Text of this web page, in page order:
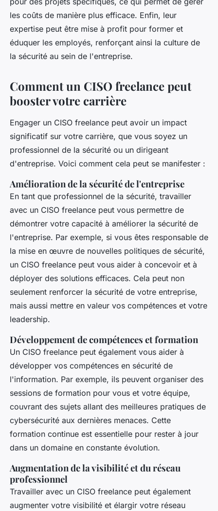
les coûts de manière plus efficace. Enfin, leur
expertise peut être mise à profit pour former et
éduquer les employés, renforçant ainsi la culture de
la sécurité au sein de l'entreprise.
Comment un CISO freelance peut
booster votre carrière
Engager un CISO freelance peut avoir un impact
significatif sur votre carrière, que vous soyez un
professionnel de la sécurité ou un dirigeant
d'entreprise. Voici comment cela peut se manifester :
Amélioration de la sécurité de l'entreprise
En tant que professionnel de la sécurité, travailler
avec un CISO freelance peut vous permettre de
démontrer votre capacité à améliorer la sécurité de
l'entreprise. Par exemple, si vous êtes responsable de
la mise en œuvre de nouvelles politiques de sécurité,
un CISO freelance peut vous aider à concevoir et à
déployer des solutions efficaces. Cela peut non
seulement renforcer la sécurité de votre entreprise,
mais aussi mettre en valeur vos compétences et votre
leadership.
Développement de compétences et formation
Un CISO freelance peut également vous aider à
développer vos compétences en sécurité de
l'information. Par exemple, ils peuvent organiser des
sessions de formation pour vous et votre équipe,
couvrant des sujets allant des meilleures pratiques de
cybersécurité aux dernières menaces. Cette
formation continue est essentielle pour rester à jour
dans un domaine en constante évolution.
Augmentation de la visibilité et du réseau
professionnel
Travailler avec un CISO freelance peut également
augmenter votre visibilité et élargir votre réseau